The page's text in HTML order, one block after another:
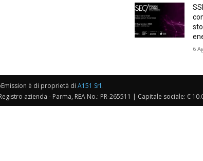
6
è di proprietà di A151 Srl.
azienda - Parma, REA No.: PR-265511 | Capitale sociale: €